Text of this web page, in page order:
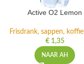
Active O2 Lemon
Frisdrank, sappen,
€1,35
NAAR AH